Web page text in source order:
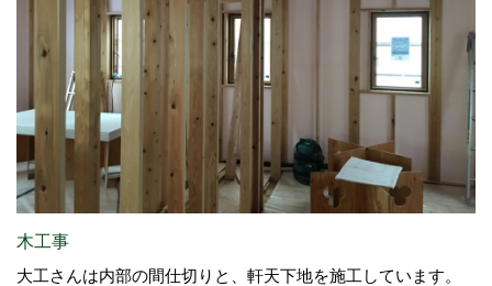
木工事
大工さんは内部の間仕切りと、軒天下地を施工しています。